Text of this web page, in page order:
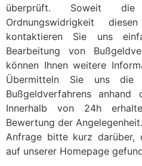
überprüft. Soweit die
Ordnungswidrigkeit
kontaktieren Sie uns
Bearbeitung von
können Ihnen weitere
Übermitteln Sie uns die
Bußgeldverfahrens anhand
Innerhalb von 24h
Bewertung der
Anfrage bitte kurz darüber,
auf unserer Homepage